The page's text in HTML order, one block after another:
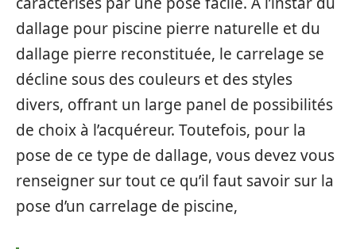
dallage pour piscine pierre naturelle et du
dallage pierre reconstituée, le carrelage se
décline sous des couleurs et des styles
divers, offrant un large panel de possibilités
de choix à l’acquéreur. Toutefois, pour la
pose de ce type de dallage, vous devez vous
renseigner sur tout ce qu’il faut savoir sur la
pose d’un carrelage de piscine,